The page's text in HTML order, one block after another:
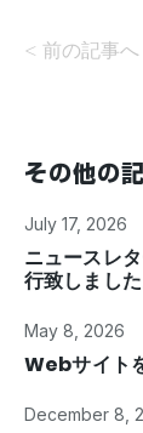
< 前の記事へ
その他の
July 17, 2026
ニュースレ
行致しました
May 8, 2026
Webサイト
December 8,